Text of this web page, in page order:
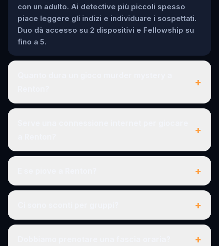
con un adulto. Ai detective più piccoli spesso
piace leggere gli indizi e individuare i sospettati.
Duo dà accesso su 2 dispositivi e Fellowship su
fino a 5.
+
+
+
+
+